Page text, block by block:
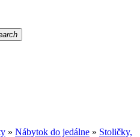
» Nábytok do jedálne » Stoličky,